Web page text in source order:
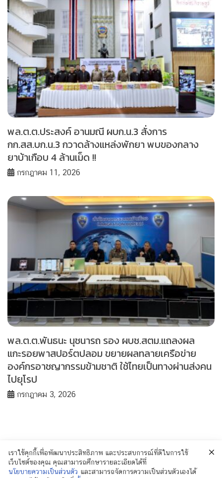
พล.ต.ต.ประสงค์ อานมณี ผบก.น.3 สั่งการ
กก.สส.บก.น.3 กวาดล้างแหล่งพักยา พบของกลาง
ยาบ้าเกือบ 4 ล้านเม็ด !!
กรกฎาคม 11, 2026
พล.ต.ต.พันธนะ นุชนารถ รอง ผบช.สตม.แถลงผล
แกะรอยพาสปอร์ตปลอม ขยายผลทลายเครือข่าย
องค์กรอาชญากรรมข้ามชาติ ใช้ไทยเป็นทางผ่านส่งคน
ไปยุโรป
กรกฎาคม 3, 2026
เราใช้คุกกี้เพื่อพัฒนาประสิทธิภาพ และประสบการณ์ที่ดีในการใช้
เว็บไซต์ของคุณ คุณสามารถศึกษารายละเอียดได้ที่
นโยบายความเป็นส่วนตัว และสามารถจัดการความเป็นส่วนตัวเองได้